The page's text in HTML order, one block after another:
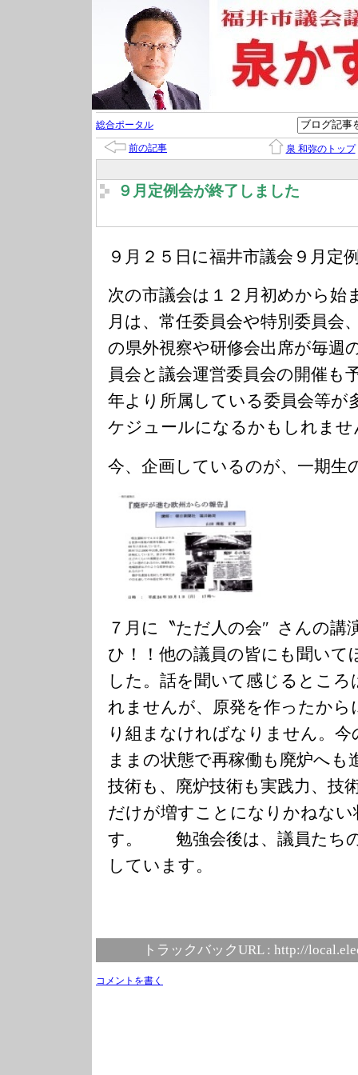
総合ポータル
前の記事 泉 和弥のトップ
９月定例会が終了しました
９月２５日に福井市議会９月定
次の市議会は１２月初めから始
月は、常任委員会や特別委員会
の県外視察や研修会出席が毎週
員会と議会運営委員会の開催も
年より所属している委員会等が
ケジュールになるかもしれま
今、企画しているのが、一期生
７月に〝ただ人の会″ さんの講
ひ！！他の議員の皆にも聞いて
した。話を聞いて感じるとこ
れませんが、原発を作ったから
り組まなければなりません。
ままの状態で再稼働も廃炉へも
技術も、廃炉技術も実践力、技
だけが増すことになりかねな
す。 勉強会後は、議員たち
しています。
トラックバックURL : http://
コメントを書く